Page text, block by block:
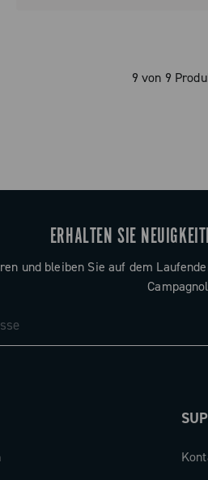
9 von 9
ERHALTEN SIE
und bleiben Sie auf dem